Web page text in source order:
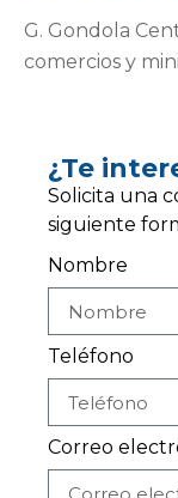
G. Gondola
comercios y
¿Te
Solicita una
siguiente
Nombre
Teléfono
Correo